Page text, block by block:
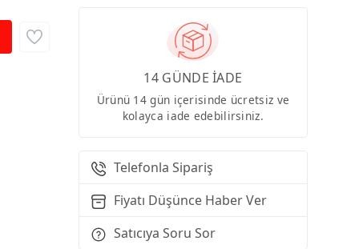
14 GÜNDE İADE
Ürünü 14 gün içerisinde ücretsiz ve
kolayca iade edebilirsiniz.
Telefonla Sipariş
Fiyatı Düşünce Haber Ver
Satıcıya Soru Sor